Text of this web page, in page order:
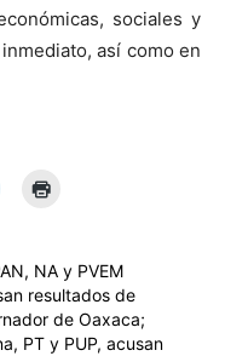
sociales y
así como en
NA y PVEM
resultados de
de Oaxaca;
PT y PUP, acusan